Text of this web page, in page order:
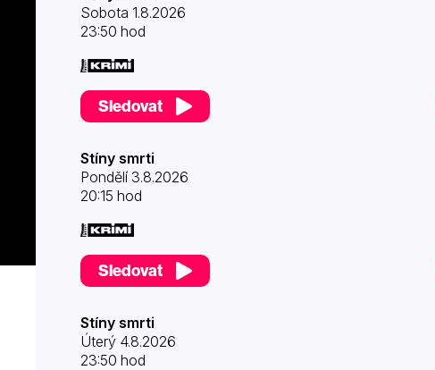
Sobota 1.8.2026
23:50 hod
Sledovat
Stíny smrti
Pondělí 3.8.2026
20:15 hod
Sledovat
Stíny smrti
Úterý 4.8.2026
23:50 hod